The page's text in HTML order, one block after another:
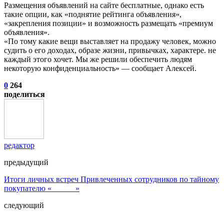
Размещения объявлений на сайте бесплатные, однако есть
такие опции, как «поднятие рейтинга объявления»,
«закрепления позиции» и возможность размещать «премиум
объявления».
«По тому какие вещи выставляет на продажу человек, можно
судить о его доходах, образе жизни, привычках, характере. не
каждый этого хочет. Мы же решили обеспечить людям
некоторую конфиденциальность» — сообщает Алексей.
0 264
поделиться
редактор
предыдущий
Итоги личных встреч Привлеченных сотрудников по тайному
покупателю «______»
следующий